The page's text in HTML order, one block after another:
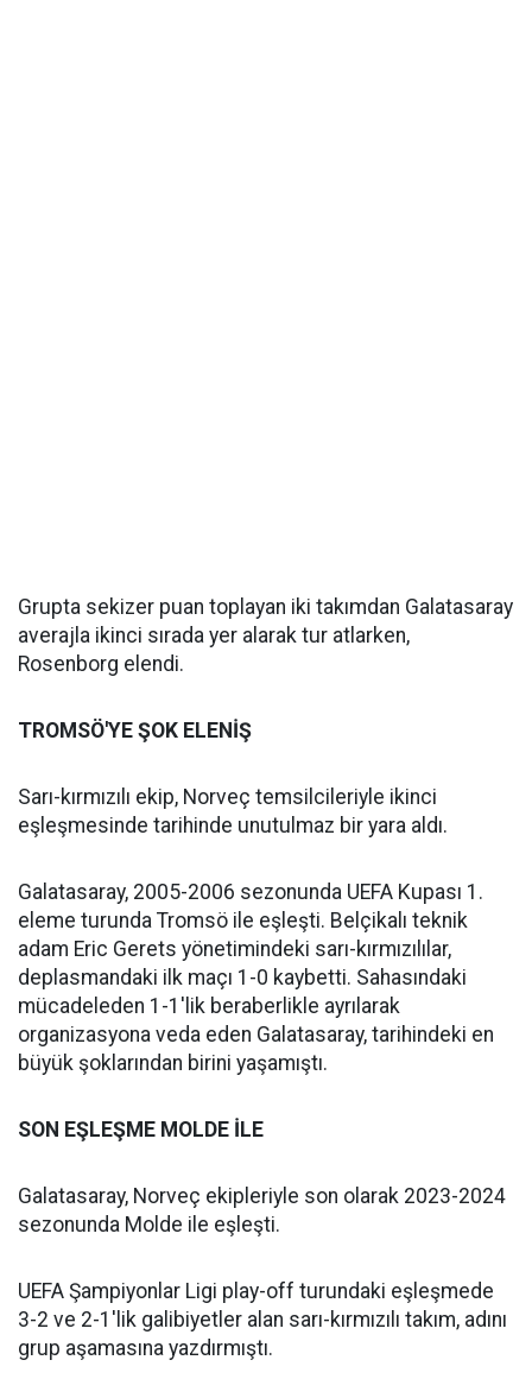
Grupta sekizer puan toplayan iki takımdan Galatasaray
averajla ikinci sırada yer alarak tur atlarken,
Rosenborg elendi.
TROMSÖ'YE ŞOK ELENİŞ
Sarı-kırmızılı ekip, Norveç temsilcileriyle ikinci
eşleşmesinde tarihinde unutulmaz bir yara aldı.
Galatasaray, 2005-2006 sezonunda UEFA Kupası 1.
eleme turunda Tromsö ile eşleşti. Belçikalı teknik
adam Eric Gerets yönetimindeki sarı-kırmızılılar,
deplasmandaki ilk maçı 1-0 kaybetti. Sahasındaki
mücadeleden 1-1'lik beraberlikle ayrılarak
organizasyona veda eden Galatasaray, tarihindeki en
büyük şoklarından birini yaşamıştı.
SON EŞLEŞME MOLDE İLE
Galatasaray, Norveç ekipleriyle son olarak 2023-2024
sezonunda Molde ile eşleşti.
UEFA Şampiyonlar Ligi play-off turundaki eşleşmede
3-2 ve 2-1'lik galibiyetler alan sarı-kırmızılı takım, adını
grup aşamasına yazdırmıştı.